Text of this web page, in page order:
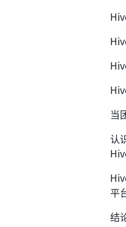
当
认
平
结